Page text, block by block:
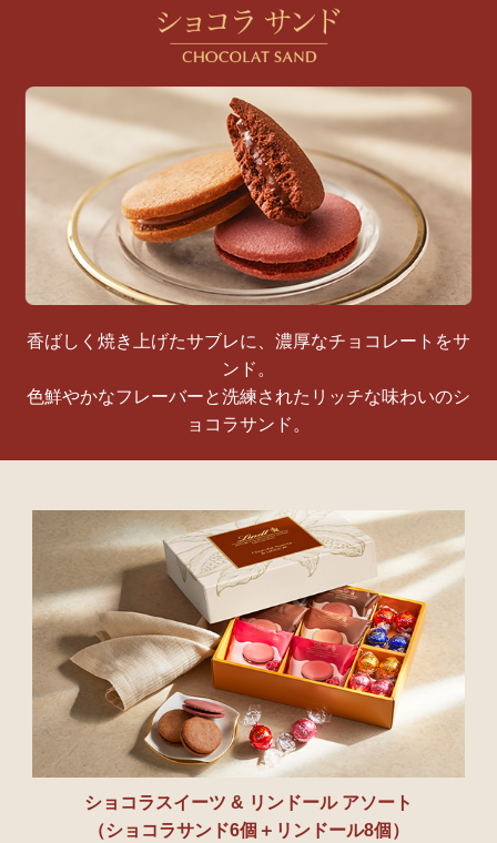
香ばしく焼き上げたサブレに、濃厚なチョコレートをサ
ンド。
色鮮やかなフレーバーと洗練されたリッチな味わいのシ
ョコラサンド。
ショコラスイーツ & リンドール アソート
（ショコラサンド6個＋リンドール8個）